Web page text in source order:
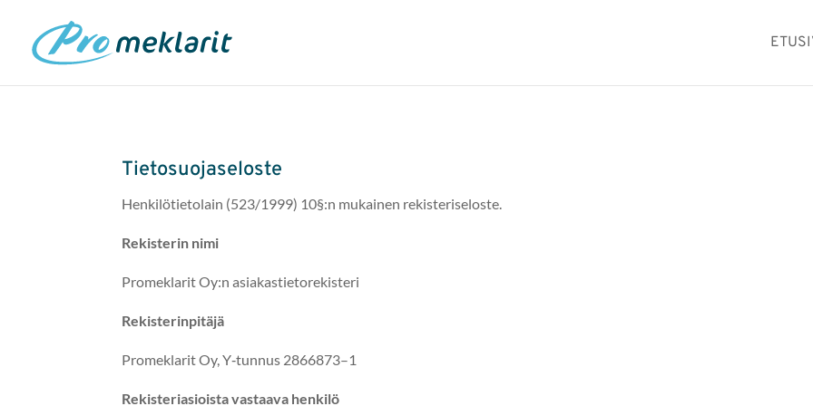
Tietosuojaseloste
Henkilöti­eto­lain (523/1999) 10§:n mukainen rekisteriseloste.
Rek­isterin nimi
Promeklar­it Oy:n asiakastietorekisteri
Rek­ister­in­pitäjä
Promeklar­it Oy, Y‑tunnus 2866873–1
Rek­iste­ri­asioista vas­taa­va henkilö